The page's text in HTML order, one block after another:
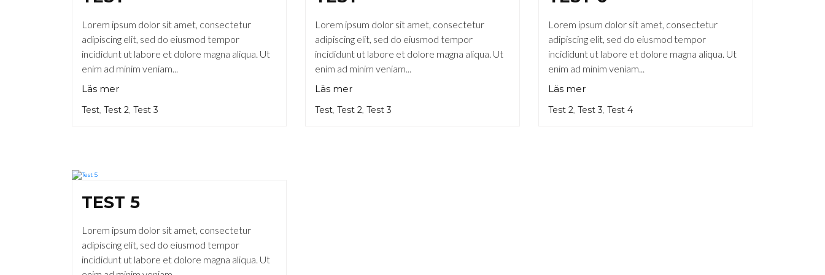
Lorem ipsum dolor sit amet, consectetur
adipiscing elit, sed do eiusmod tempor
incididunt ut labore et dolore magna aliqua. Ut
enim ad minim veniam...
Läs mer
Test Test 2 Test 3
Lorem ipsum dolor sit amet, consectetur
adipiscing elit, sed do eiusmod tempor
incididunt ut labore et dolore magna aliqua. Ut
enim ad minim veniam...
Läs mer
Test, Test 2 Test 3
Lorem ipsum dolor sit amet, consectetur
adipiscing elit, sed do eiusmod tempor
incididunt ut labore et dolore magna aliqua. Ut
enim ad minim veniam...
Läs mer
Test 2 Test 3 Test 4
TEST 5
Lorem ipsum dolor sit amet, consectetur
adipiscing elit, sed do eiusmod tempor
incididunt ut labore et dolore magna aliqua. Ut